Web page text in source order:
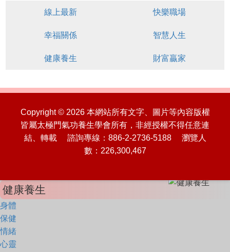
線上最新 快樂職場
幸福關係 智慧人生
健康養生 財富贏家
Copyright © 2026 本網站所有文字、圖片等內容版權
皆屬太極門氣功養生學會所有，非經授權不得任意連
結、轉載 諮詢專線：886-2-2736-5188 瀏覽人
數：226,300,467
健康養生
身體
保健
情緒
心靈